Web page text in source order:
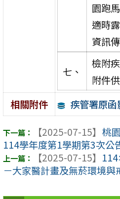
園跑
適時
資訊
七、
檢附
附件
相關附件
疾管署原
【2025-07-15】 桃
114學年度第1學期第3次公
【2025-07-15】
－大家醫計畫及無菸環境與